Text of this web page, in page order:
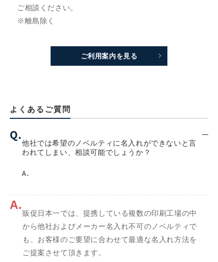
ご相談ください。
※離島除く
ご利用案内を見る
よくあるご質問
Q.
他社では希望のノベルティに名入れができないと言
われてしまい、相談可能でしょうか？
A.
A.
販促日本一では、提携している複数の印刷工場の中
から他社およびメーカー名入れ不可のノベルティで
も、お客様のご要望に合わせて最適な名入れ方法を
ご提案させて頂きます。